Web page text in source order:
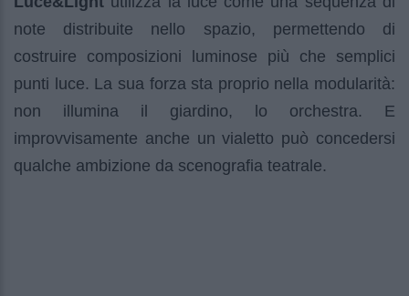
note distribuite nello spazio, permettendo di
costruire composizioni luminose più che semplici
punti luce. La sua forza sta proprio nella modularità:
non illumina il giardino, lo orchestra. E
improvvisamente anche un vialetto può concedersi
qualche ambizione da scenografia teatrale.